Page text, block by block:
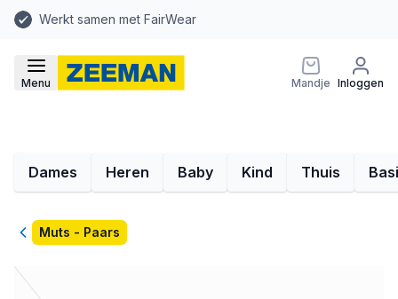
Werkt samen met FairWear
Menu Mandje Inloggen
Dames Heren Baby Kind Thuis
TerugMuts - Paars